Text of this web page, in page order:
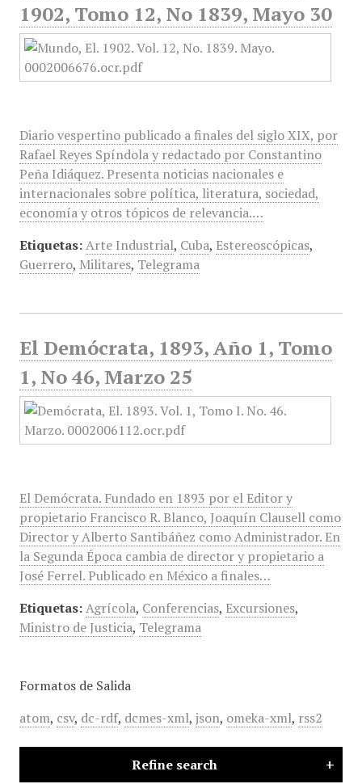
1902, Tomo 12, No 1839, Mayo 30
Diario vespertino publicado a finales del siglo XIX, por
Rafael Reyes Spíndola y redactado por Constantino
Peña Idiáquez. Presenta noticias nacionales e
internacionales sobre política, literatura, sociedad,
economía y otros tópicos de relevancia.…
Etiquetas: Arte Industrial, Cuba, Estereoscópicas,
Guerrero, Militares, Telegrama
El Demócrata, 1893, Año 1, Tomo
1, No 46, Marzo 25
El Demócrata. Fundado en 1893 por el Editor y
propietario Francisco R. Blanco, Joaquín Clausell como
Director y Alberto Santibáñez como Administrador. En
la Segunda Época cambia de director y propietario a
José Ferrel. Publicado en México a finales…
Etiquetas: Agrícola, Conferencias, Excursiones,
Ministro de Justicia, Telegrama
Formatos de Salida
atom, csv, dc-rdf, dcmes-xml, json, omeka-xml, rss2
Refine search